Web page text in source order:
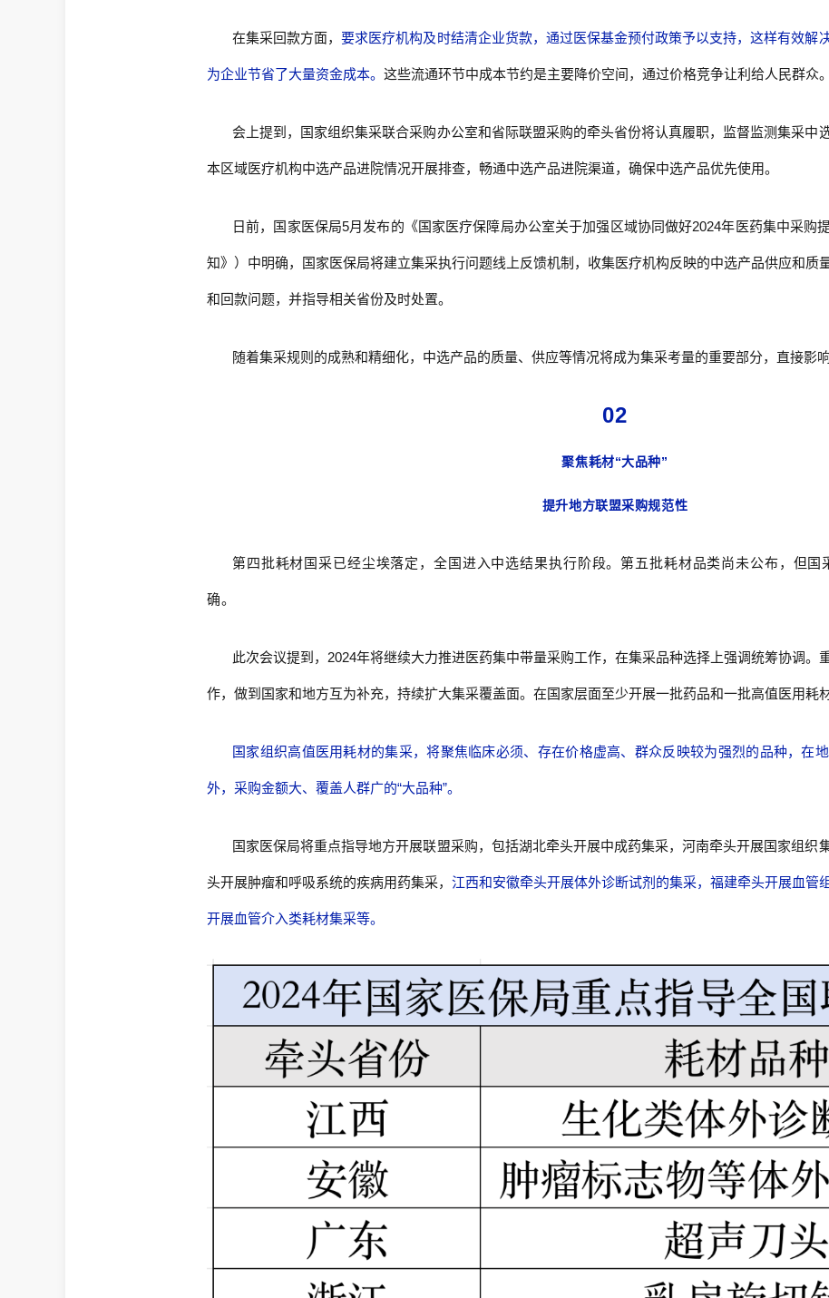
在集采回款方面，要求医疗机构及时结清企业货款，通过医保基金预付政策予以支持，这样有效解
为企业节省了大量资金成本。 这些流通环节中成本节约是主要降价空间，通过价格竞争让利给人民群众。
会上提到，国家组织集采联合采购办公室和省际联盟采购的牵头省份将认真履职，监督监测集采中
本区域医疗机构中选产品进院情况开展排查，畅通中选产品进院渠道，确保中选产品优先使用。
日前，国家医保局5月发布的《国家医疗保障局办公室关于加强区域协同做好2024年医药集中采购
知》）中明确，国家医保局将建立集采执行问题线上反馈机制，收集医疗机构反映的中选产品供应和质
和回款问题，并指导相关省份及时处置。
随着集采规则的成熟和精细化，中选产品的质量、供应等情况将成为集采考量的重要部分，直接影
02
聚焦耗材“大品种”
提升地方联盟采购规范性
第四批耗材国采已经尘埃落定，全国进入中选结果执行阶段。第五批耗材品类尚未公布，但国
确。
此次会议提到，2024年将继续大力推进医药集中带量采购工作，在集采品种选择上强调统筹协调。
作，做到国家和地方互为补充，持续扩大集采覆盖面。在国家层面至少开展一批药品和一批高值医用耗材
国家组织高值医用耗材的集采，将聚焦临床必须、存在价格虚高、群众反映较为强烈的品种，在
外，采购金额大、覆盖人群广的“大品种”。
国家医保局将重点指导地方开展联盟采购，包括湖北牵头开展中成药集采，河南牵头开展国家组织
头开展肿瘤和呼吸系统的疾病用药集采， 江西和安徽牵头开展体外诊断试剂的集采，福建牵头开展血管
开展血管介入类耗材集采等。